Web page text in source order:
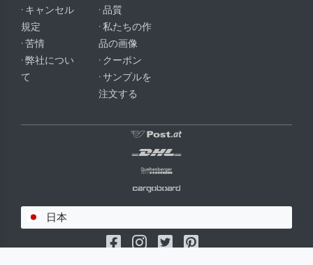
· キャンセル
規定
· 苦情
· 弊社につい
て
· 品質
· 私たちの作
品の画像
· クーポン
· サンプルを
注文する
日本